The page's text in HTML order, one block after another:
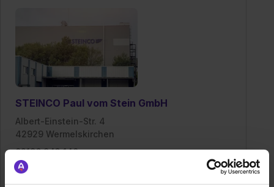
STEINCO Paul vom Stein GmbH
Albert-Einstein-Str. 4
42929 Wermelskirchen
02196 943 140
E-Mail anzeigen